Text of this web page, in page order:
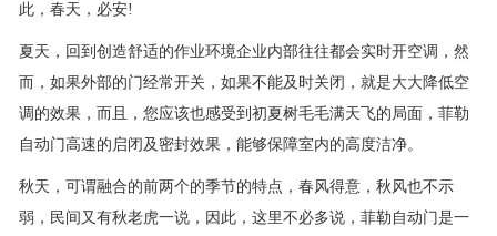
此，春天，必安!
夏天，回到创造舒适的作业环境企业内部往往都会实时开空调，然
而，如果外部的门经常开关，如果不能及时关闭，就是大大降低空
调的效果，而且，您应该也感受到初夏树毛毛满天飞的局面，菲勒
自动门高速的启闭及密封效果，能够保障室内的高度洁净。
秋天，可谓融合的前两个的季节的特点，春风得意，秋风也不示
弱，民间又有秋老虎一说，因此，这里不必多说，菲勒自动门是一